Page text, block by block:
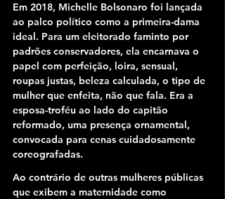
Em 2018, Michelle Bolsonaro foi lançada
ao palco político como a primeira-dama
ideal. Para um eleitorado faminto por
padrões conservadores, ela encarnava o
papel com perfeição, loira, sensual,
roupas justas, beleza calculada, o tipo de
mulher que enfeita, não que fala. Era a
esposa-troféu ao lado do capitão
reformado, uma presença ornamental,
convocada para cenas cuidadosamente
coreografadas.
Ao contrário de outras mulheres públicas
que exibem a maternidade como